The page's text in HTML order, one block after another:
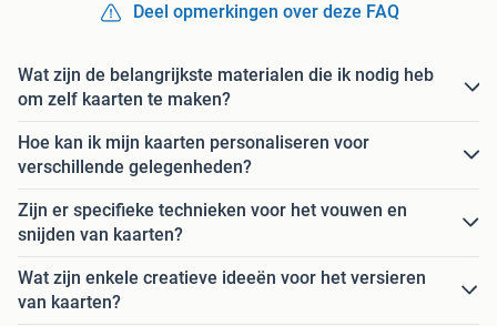
Deel opmerkingen over deze FAQ
Wat zijn de belangrijkste materialen die ik nodig heb
om zelf kaarten te maken?
Hoe kan ik mijn kaarten personaliseren voor
verschillende gelegenheden?
Zijn er specifieke technieken voor het vouwen en
snijden van kaarten?
Wat zijn enkele creatieve ideeën voor het versieren
van kaarten?